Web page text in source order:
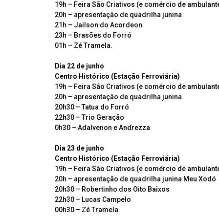
19h – Feira São Criativos (e comércio de
20h – apresentação de quadrilha junina
21h – Jailson do Acordeon
23h – Brasões do Forró
01h – Zé Tramela.
Dia 22 de junho
Centro Histórico (Estação Ferroviária)
19h – Feira São Criativos (e comércio de
20h – apresentação de quadrilha junina
20h30 – Tatua do Forró
22h30 – Trio Geração
0h30 – Adalvenon e Andrezza
Dia 23 de junho
Centro Histórico (Estação Ferroviária)
19h – Feira São Criativos (e comércio de
20h – apresentação de quadrilha junina Meu Xodó
20h30 – Robertinho dos Oito Baixos
22h30 – Lucas Campelo
00h30 – Zé Tramela